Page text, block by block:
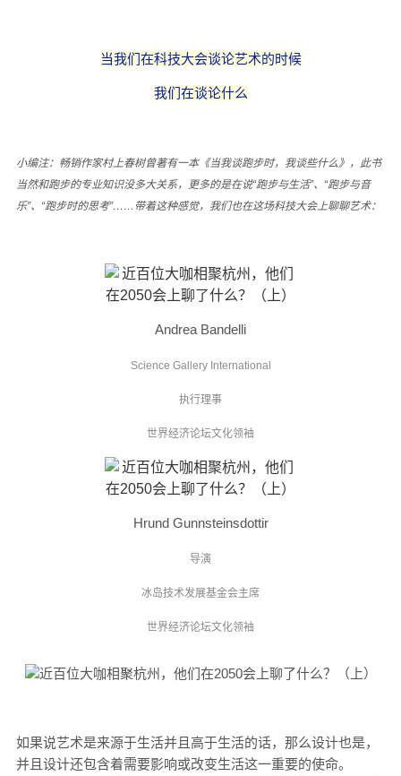
当我们在科技大会谈论艺术的时候
我们在谈论什么
小编注：畅销作家村上春树曾著有一本《当我谈跑步时，我谈些什么》，此书
当然和跑步的专业知识没多大关系，更多的是在说“跑步与生活”、“跑步与音
乐”、“跑步时的思考”……带着这种感觉，我们也在这场科技大会上聊聊艺术：
Andrea Bandelli
Science Gallery International
执行理事
世界经济论坛文化领袖
Hrund Gunnsteinsdottir
导演
冰岛技术发展基金会主席
世界经济论坛文化领袖
如果说艺术是来源于生活并且高于生活的话，那么设计也是，
并且设计还包含着需要影响或改变生活这一重要的使命。